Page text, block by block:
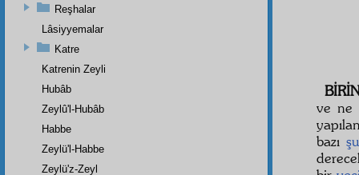
ve ne
bazı
Reşhalar
Lâsiyyemalar
Katre
Katrenin Zeyli
Hubâb
Zeylû'l-Hubâb
Habbe
Zeylü'l-Habbe
Zeylü'z-Zeyl